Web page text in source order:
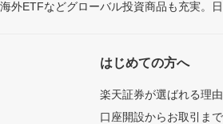
外ETFなどグローバル投資商品も充実。
はじめての方へ
楽天証券が選ばれる理由
口座開設からお取引ま